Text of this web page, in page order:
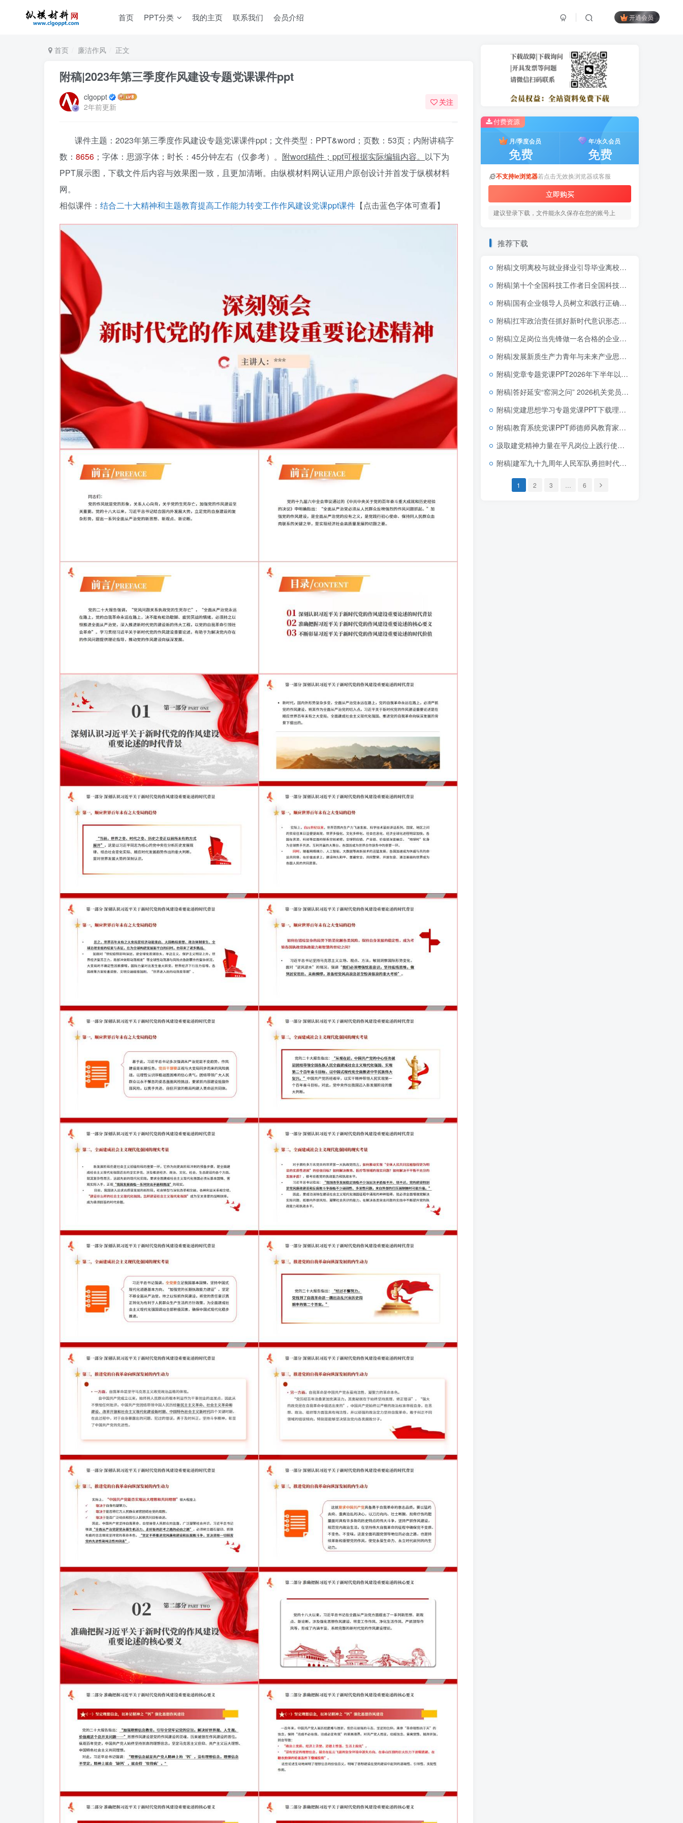
首页 PPT分类 我的主页 联系我们 会员介绍 开通会员
首页 廉洁作风 正文
附稿|2023年第三季度作风建设专题党课课件ppt
clgoppt
2年前更新
关注
课件主题：2023年第三季度作风建设专题党课课件ppt；文件类型：PPT&word；页数：53页；内附讲稿字
数： 8656 ；字体：思源字体；时长：45分钟左右（仅参考）。 附word稿件；ppt可根据实际编辑内容。 以下为
PPT展示图，下载文件后内容与效果图一致，且更加清晰。由纵横材料网认证用户原创设计并首发于纵横材料
网。
相似课件： 结合二十大精神和主题教育提高工作能力转变工作作风建设党课ppt课件 【点击蓝色字体可查看】
付费资源
月/季度会员
免费
年/永久会员
免费
不支持ie浏览器若点击无效换浏览器或客服
立即购买
建议登录下载，文件能永久保存在您的账号上
推荐下载
附稿|文明离校与就业择业引导毕业离校主题班会ppt模板
附稿|第十个全国科技工作者日全国科技活动周十五五主题高校团支部团课宣讲PPT下载
附稿|国有企业领导人员树立和践行正确政绩观的内涵与实践路径学习教育党课ppt
附稿|扛牢政治责任抓好新时代意识形态工作专题党课课件PPT
附稿|立足岗位当先锋做一名合格的企业党员基层党支部简短党课PPT下载
附稿|发展新质生产力青年与未来产业思政课公开课完整PPT带讲稿课件
附稿|党章专题党课PPT2026年下半年以党章为镜筑牢信仰之基践行使命担当
附稿|答好延安“窑洞之问” 2026机关党员干部专题党课PPT下载
附稿|党建思想学习专题党课PPT下载理解和把握好“十四个坚持”
附稿|教育系统党课PPT师德师风教育家精神课件下载
汲取建党精神力量在平凡岗位上践行使命七一建党节宣讲党课PPT下载
附稿|建军九十九周年人民军队勇担时代使命党课ppt模板
1 2 3 6